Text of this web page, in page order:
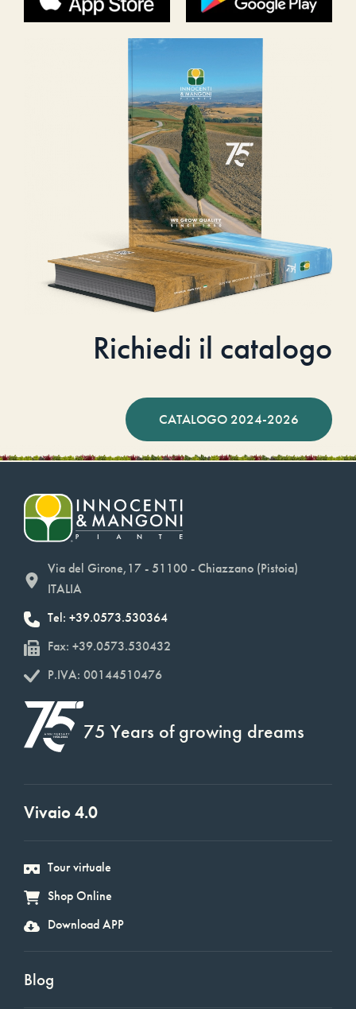
Richiedi il catalogo
CATALOGO 2024-2026
Via del Girone,17 - 51100 - Chiazzano (Pistoia)
ITALIA
Tel: +39.0573.530364
Fax: +39.0573.530432
P.IVA: 00144510476
75 Years of growing dreams
Vivaio 4.0
Tour virtuale
Shop Online
Download APP
Blog